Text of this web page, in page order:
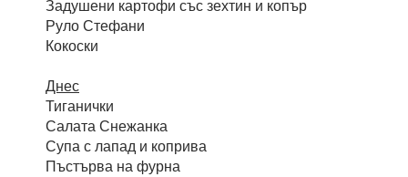
Задушени картофи със зехтин и копър
Руло Стефани
Кокоски
Днес
Тиганички
Салата Снежанка
Супа с лапад и коприва
Пъстърва на фурна